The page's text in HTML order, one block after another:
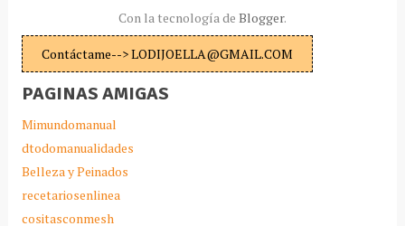
Con la tecnología de Blogger.
Contáctame--> LODIJOELLA@GMAIL.COM
PAGINAS AMIGAS
Mimundomanual
dtodomanualidades
Belleza y Peinados
recetariosenlinea
cositasconmesh